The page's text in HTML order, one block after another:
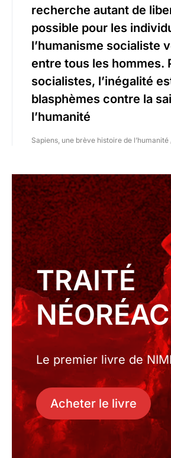
recherche autant de
possible pour les
l’humanisme socialiste
entre tous les hommes.
socialistes, l’inégalité
blasphèmes contre la
l’humanité
Sapiens, une brève histoire de
TRAITÉ
Le premier livre de
Acheter le livre